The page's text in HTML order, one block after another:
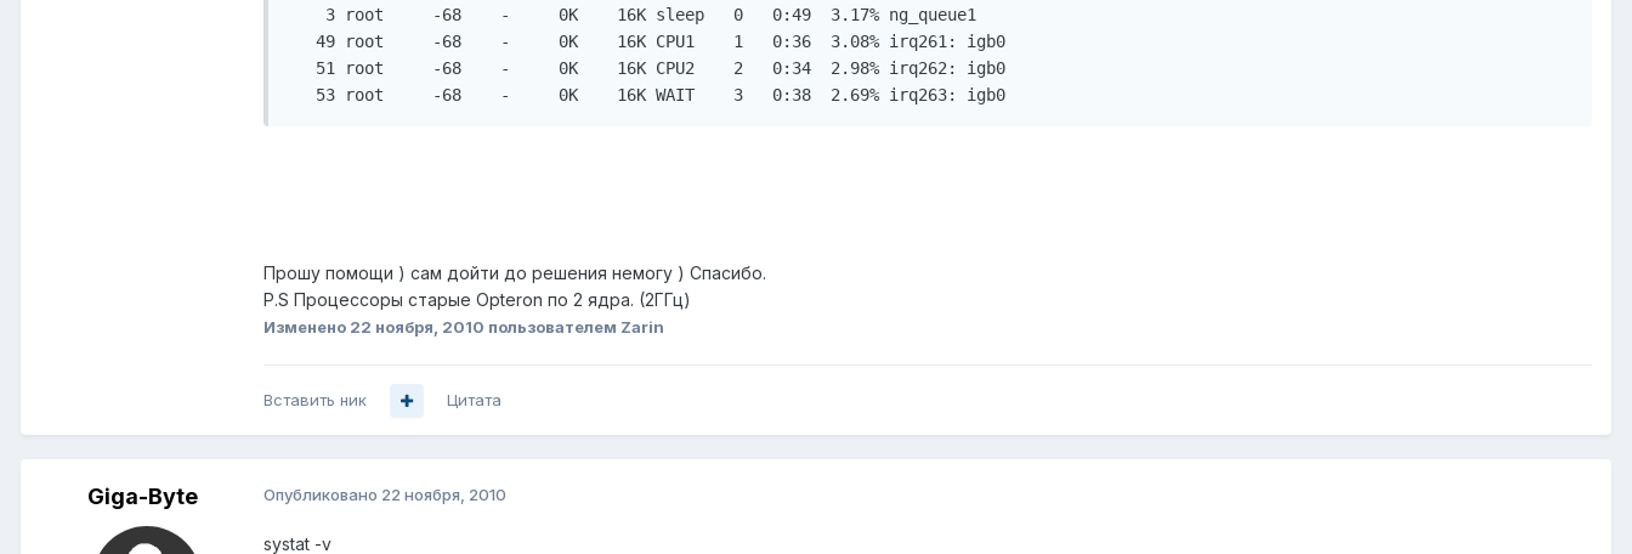
3 root     -68    -     0K    16K sleep   0   0:49  3.17% ng_queue1
49 root     -68    -     0K    16K CPU1    1   0:36  3.08% irq261: igb0
51 root     -68    -     0K    16K CPU2    2   0:34  2.98% irq262: igb0
53 root     -68    -     0K    16K WAIT    3   0:38  2.69% irq263: igb0
Прошу помощи ) сам дойти до решения немогу ) Спасибо.
P.S Процессоры старые Opteron по 2 ядра. (2ГГц)
Изменено 22 ноября, 2010 пользователем Zarin
Вставить ник Цитата
Giga-Byte Опубликовано 22 ноября, 2010
systat -v